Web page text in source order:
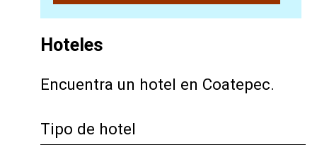
Hoteles
Encuentra un hotel en Coatepec.
Tipo de hotel